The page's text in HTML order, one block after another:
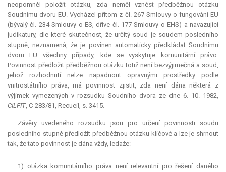
neopomněl položit otázku, zda neměl vznést předběžnou otázku
Soudnímu dvoru EU. Vycházel přitom z čl. 267 Smlouvy o fungování EU
(bývalý čl. 234 Smlouvy o ES, dříve čl. 177 Smlouvy o EHS) a navazující
judikatury, dle které skutečnost, že určitý soud je soudem posledního
stupně, neznamená, že je povinen automaticky předkládat Soudnímu
dvoru EU všechny případy, kde se vyskytuje komunitární právo.
Povinnost předložit předběžnou otázku totiž není bezvýjimečná a soud,
jehož rozhodnutí nelze napadnout opravnými prostředky podle
vnitrostátního práva, má povinnost zjistit, zda není dána některá z
výjimek vymezených v rozsudku Soudního dvora ze dne 6. 10. 1982,
CILFIT, C-283/81, Recueil, s. 3415.
Závěry uvedeného rozsudku jsou pro určení povinnosti soudu
posledního stupně předložit předběžnou otázku klíčové a lze je shrnout
tak, že tato povinnost je dána vždy, ledaže:
1) otázka komunitárního práva nenírelevantní pro řešení daného